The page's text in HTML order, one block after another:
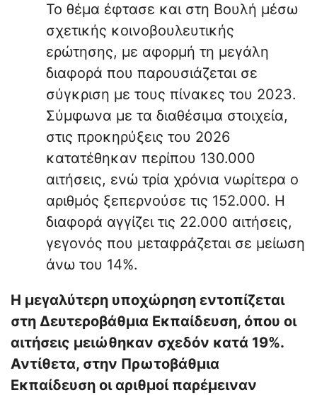
Το θέμα έφτασε και στη Βουλή μέσω
σχετικής κοινοβουλευτικής
ερώτησης, με αφορμή τη μεγάλη
διαφορά που παρουσιάζεται σε
σύγκριση με τους πίνακες του 2023.
Σύμφωνα με τα διαθέσιμα στοιχεία,
στις προκηρύξεις του 2026
κατατέθηκαν περίπου 130.000
αιτήσεις, ενώ τρία χρόνια νωρίτερα ο
αριθμός ξεπερνούσε τις 152.000. Η
διαφορά αγγίζει τις 22.000 αιτήσεις,
γεγονός που μεταφράζεται σε μείωση
άνω του 14%.
Η μεγαλύτερη υποχώρηση εντοπίζεται
στη Δευτεροβάθμια Εκπαίδευση, όπου οι
αιτήσεις μειώθηκαν σχεδόν κατά 19%.
Αντίθετα, στην Πρωτοβάθμια
Εκπαίδευση οι αριθμοί παρέμειναν